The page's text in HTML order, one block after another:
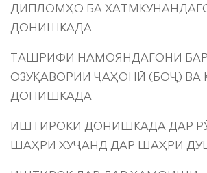
ДИПЛОМҲО БА
ДОНИШКАДА
ТАШРИФИ НАМОЯНДАГОНИ
ОЗУҚАВОРИИ ҶАҲОНӢ (БОҶ) ВА
ДОНИШКАДА
ИШТИРОКИ ДОНИШКАДА ДАР
ШАҲРИ ХУҶАНД ДАР ШАҲРИ